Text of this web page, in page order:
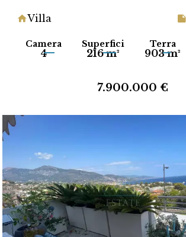
Villa
Camera
4
Superfici
216 m²
Terra
903 m²
7.900.000 €